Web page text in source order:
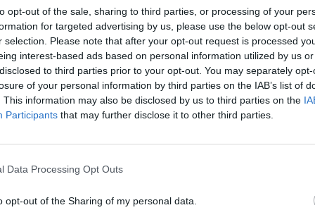
opt-out of the sale, sharing to third parties, or processing of your
for targeted advertising by us, please use the below opt-out
selection. Please note that after your opt-out request is processed
interest-based ads based on personal information utilized by us
to third parties prior to your opt-out. You may separately
of your personal information by third parties on the IAB’s list of
This information may also be disclosed by us to third parties on the
Participants that may further disclose it to other third parties.
Data Processing Opt Outs
opt-out of the Sharing of my personal data.
αντίσταση κατά των Γερμανών
από την μαύρη άνοιξη του 1941. Από την μαύρη εκείνη ημέρα
την διάρκεια της μάχης με τους Γερμανούς έχασαν τη ζωή
Με βαθιά συγκίνηση λοιπόν βρισκόμαστε σήμερα
εκδήλωση εις μνήμη των πεσόντων. Των νέων, των γενναίων
ότι θα γίνονταν ήρωες.